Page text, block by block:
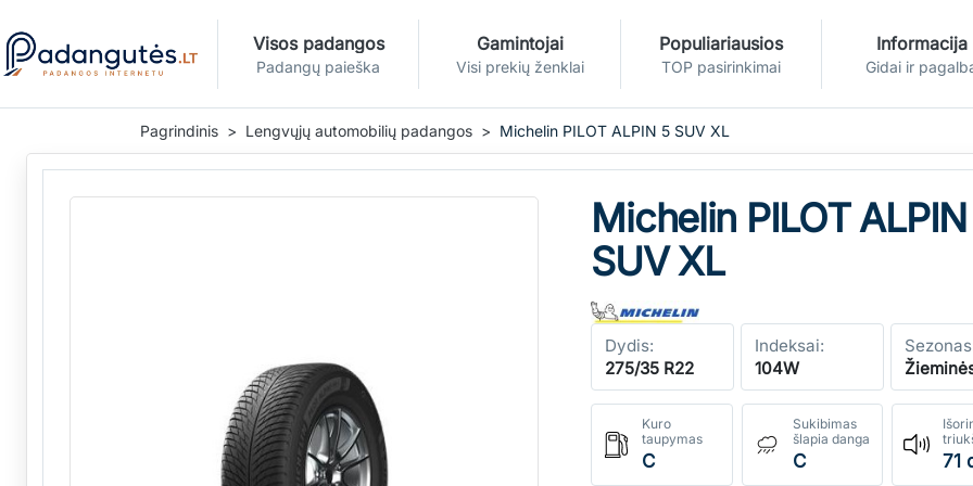
Visos padangos
Padangų paieška
Gamintojai
Visi prekių ženklai
Populiariausios
TOP pasirinkimai
Informacija
Gidai ir
Pagrindinis Lengvųjų automobilių padangos Michelin PILOT ALPIN 5 SUV XL
Michelin PILOT
SUV XL
Dydis:
275/35 R22
Indeksai:
104W
Kuro
taupymas
C
Sukibimas
šlapia danga
C
71